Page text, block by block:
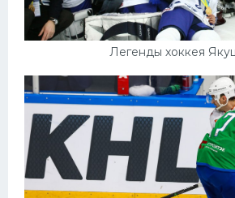
Легенды хоккея